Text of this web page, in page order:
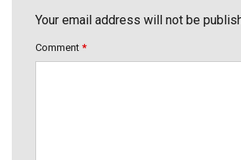
Your email address will not be
Comment *